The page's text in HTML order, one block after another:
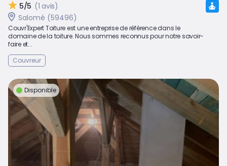
5/5 (1 avis)
Salomé (59496)
Couvr'Expert Toiture est une entreprise de référence dans le
domaine de la toiture. Nous sommes reconnus pour notre savoir-
faire et...
Couvreur
Disponible